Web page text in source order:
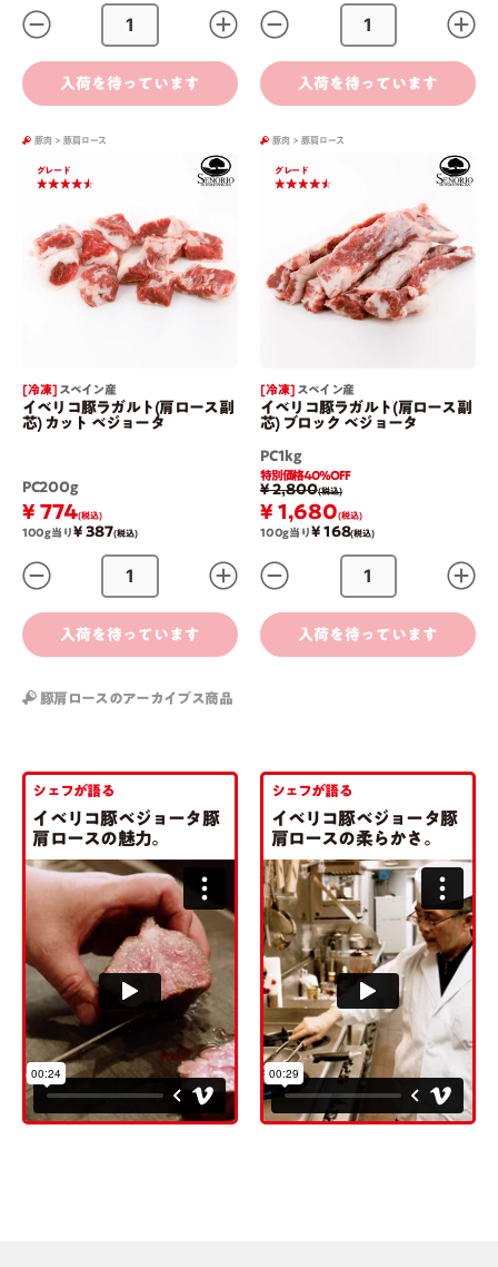
入荷を待っています 入荷を待っています
豚肉 > 豚肩ロース
グレード
[ 冷凍 ] スペイン産
イベリコ豚ラガルト(肩ロース副
芯) カット ベジョータ
PC200g
¥ 774(税込)
100g当り ¥ 387(税込)
入荷を待っています
豚肉 > 豚肩ロース
グレード
[ 冷凍 ] スペイン産
イベリコ豚ラガルト(肩ロース副
芯) ブロック ベジョータ
PC1kg
特別価格40％OFF
¥ 2,800(税込)
¥ 1,680(税込)
100g当り¥ 168(税込)
入荷を待っています
豚肩ロースのアーカイブス商品
シェフが語る
イベリコ豚ベジョータ豚
肩ロースの魅力｡
シェフが語る
イベリコ豚ベジョータ豚
肩ロースの柔らかさ｡